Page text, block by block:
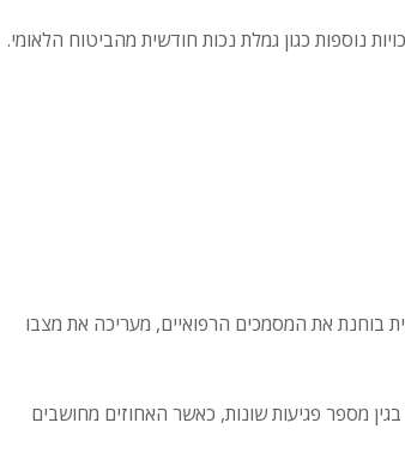
נוספות כגון גמלת נכות חודשית מהביטוח הלאומי.
הוועדה הרפואית בוחנת את המסמכים הרפואיים, מעריכה את מצבו
בגין מספר פגיעות שונות, כאשר האחוזים מחושבים